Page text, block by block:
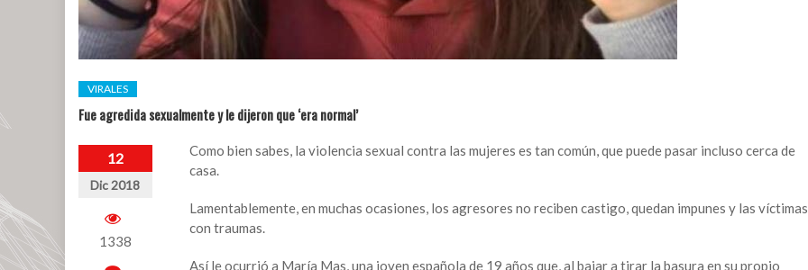
VIRALES
Fue agredida sexualmente y le dijeron que ‘era normal’
12
Dic 2018
1338
Como bien sabes, la violencia sexual contra las mujeres es tan común, que puede pasar incluso cerca de
casa.
Lamentablemente, en muchas ocasiones, los agresores no reciben castigo, quedan impunes y las víctimas
con traumas.
Así le ocurrió a María Mas, una joven española de 19 años que, al bajar a tirar la basura en su propio